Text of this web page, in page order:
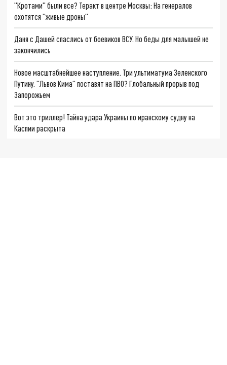
"Кротами" были все? Теракт в центре Москвы: На генералов
охотятся "живые дроны"
Даня с Дашей спаслись от боевиков ВСУ. Но беды для малышей не
закончились
Новое масштабнейшее наступление. Три ультиматума Зеленского
Путину. "Львов Кима" поставят на ПВО? Глобальный прорыв под
Запорожьем
Вот это триллер! Тайна удара Украины по иранскому судну на
Каспии раскрыта